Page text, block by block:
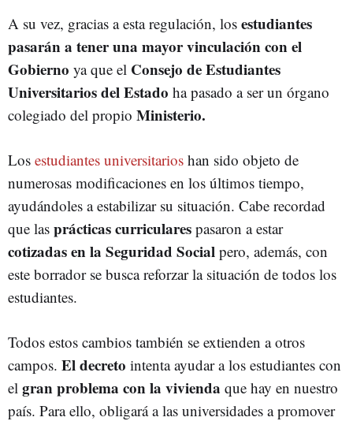
A su vez, gracias a esta regulación, los estudiantes
pasarán a tener una mayor vinculación con el
Gobierno ya que el Consejo de Estudiantes
Universitarios del Estado ha pasado a ser un órgano
colegiado del propio Ministerio.
Los estudiantes universitarios han sido objeto de
numerosas modificaciones en los últimos tiempo,
ayudándoles a estabilizar su situación. Cabe recordad
que las prácticas curriculares pasaron a estar
cotizadas en la Seguridad Social pero, además, con
este borrador se busca reforzar la situación de todos los
estudiantes.
Todos estos cambios también se extienden a otros
campos. El decreto intenta ayudar a los estudiantes con
el gran problema con la vivienda que hay en nuestro
país. Para ello, obligará a las universidades a promover